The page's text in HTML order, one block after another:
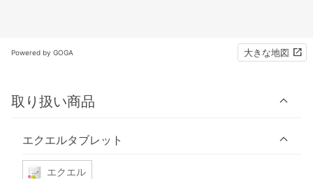
Powered by GOGA 大きな地図
取り扱い商品
エクエルタブレット
エクエル